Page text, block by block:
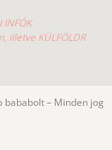
INFÓK
illetve KÜLFÖLDR
bababolt – Minden jog